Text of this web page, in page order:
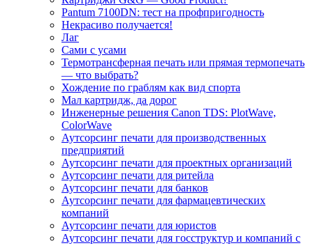
Pantum 7100DN: тест на профпригодность
Некрасиво получается!
Лаг
Сами с усами
Термотрансферная печать или прямая термопечать
— что выбрать?
Хождение по граблям как вид спорта
Мал картридж, да дорог
Инженерные решения Canon TDS: PlotWave,
ColorWave
Аутсорсинг печати для производственных
предприятий
Аутсорсинг печати для проектных организаций
Аутсорсинг печати для ритейла
Аутсорсинг печати для банков
Аутсорсинг печати для фармацевтических
компаний
Аутсорсинг печати для юристов
Аутсорсинг печати для госструктур и компаний с